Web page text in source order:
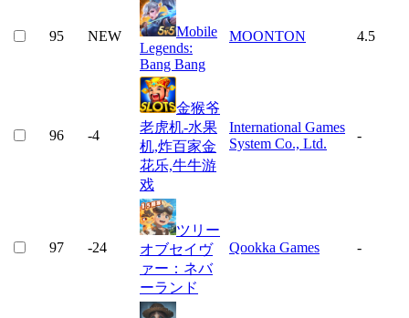
95 NEW
Mobile
Legends:
Bang Bang
MOONTON 4.5
96 -4
金猴爷
老虎机-水果
机,炸百家金
花乐,牛牛游
戏
International Games
System Co., Ltd.
-
97 -24
ツリー
オブセイヴ
ァー：ネバ
ーランド
Qookka Games -